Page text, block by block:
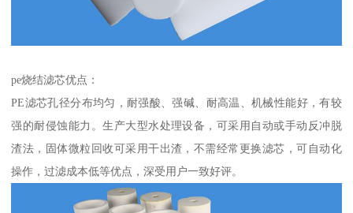
pe烧结滤芯优点：
PE滤芯孔径分布均匀，耐强酸、强碱、耐高温、机械性能好，有较
强的耐侵蚀能力。生产大型水处理设备，可采用自动或手动反冲脱
渣法，固体微粒回收可采用干出渣，不需经常更换滤芯，可自动化
操作，过滤成本低等优点，深受用户一致好评。